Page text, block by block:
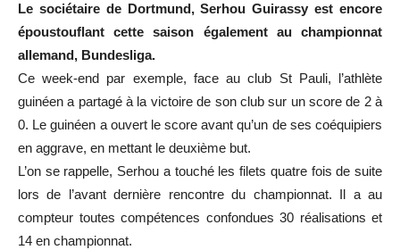
Le sociétaire de Dortmund, Serhou Guirassy est encore
époustouflant cette saison également au championnat
allemand, Bundesliga.
Ce week-end par exemple, face au club St Pauli, l’athlète
guinéen a partagé à la victoire de son club sur un score de 2 à
0. Le guinéen a ouvert le score avant qu’un de ses coéquipiers
en aggrave, en mettant le deuxième but.
L’on se rappelle, Serhou a touché les filets quatre fois de suite
lors de l’avant dernière rencontre du championnat. Il a au
compteur toutes compétences confondues 30 réalisations et
14 en championnat.